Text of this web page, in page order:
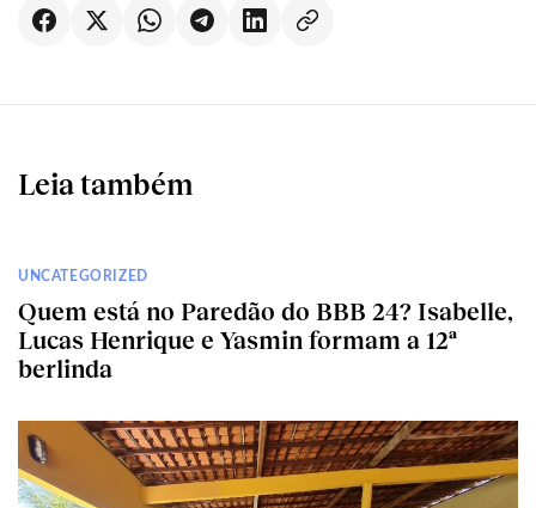
Leia também
UNCATEGORIZED
Quem está no Paredão do BBB 24? Isabelle,
Lucas Henrique e Yasmin formam a 12ª
berlinda